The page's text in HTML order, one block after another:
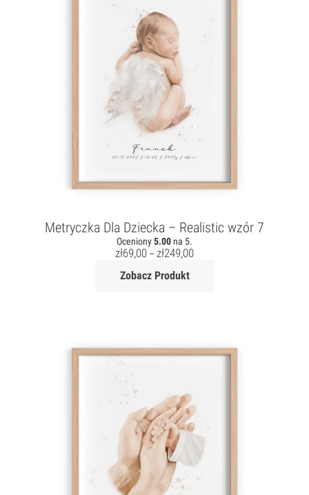
Metryczka Dla Dziecka – Realistic wzór 7
Oceniony5.00 na 5.
zł69,00 – zł249,00
Zobacz Produkt